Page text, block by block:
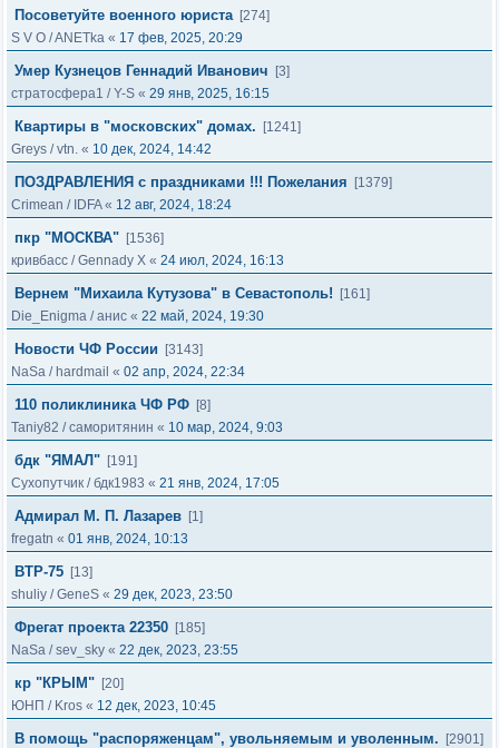
Посоветуйте военного юриста [274]
S V O /ANETka « 17 фев, 2025, 20:29
Умер Кузнецов Геннадий Иванович
[3]
стратосфера1 /Y-S « 29 янв, 2025, 16:15
Квартиры в "московских" домах.
[1241]
Greys /vtn. « 10 дек, 2024, 14:42
ПОЗДРАВЛЕНИЯ с праздниками !!! Пожелания
[1379]
Crimean / IDFA« 12 авг, 2024, 18:24
пкр "МОСКВА" [1536]
кривбасс /Gennady X « 24 июл, 2024, 16:13
Вернем "Михаила Кутузова" в Севастополь!
[161]
Die_Enigma /анис « 22 май, 2024, 19:30
Новости ЧФ России
[3143]
NaSa / hardmail « 02 апр, 2024, 22:34
110 поликлиника ЧФ РФ [8]
Taniy82 /саморитянин « 10 мар, 2024, 9:03
бдк "ЯМАЛ" [191]
Сухопутчик /бдк1983 « 21 янв, 2024, 17:05
Адмирал М. П. Лазарев [1]
fregatn « 01 янв, 2024, 10:13
ВТР-75 [13]
shuliy /GeneS « 29 дек, 2023, 23:50
Фрегат проекта 22350 [185]
NaSa /sev_sky « 22 дек, 2023, 23:55
кр "КРЫМ" [20]
ЮНП / Kros « 12 дек, 2023, 10:45
В помощь "распоряженцам", увольняемым и уволенным.
[2901]